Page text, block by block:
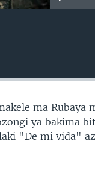
ma Rubaya
ya bakima
"De mi vida"